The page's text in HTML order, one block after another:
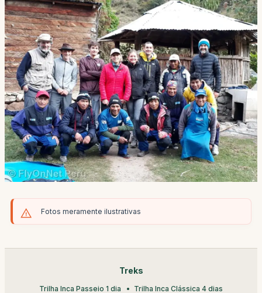
Fotos meramente ilustrativas
Treks
Trilha Inca Passeio 1 dia
Trilha Inca Clássica 4 dias